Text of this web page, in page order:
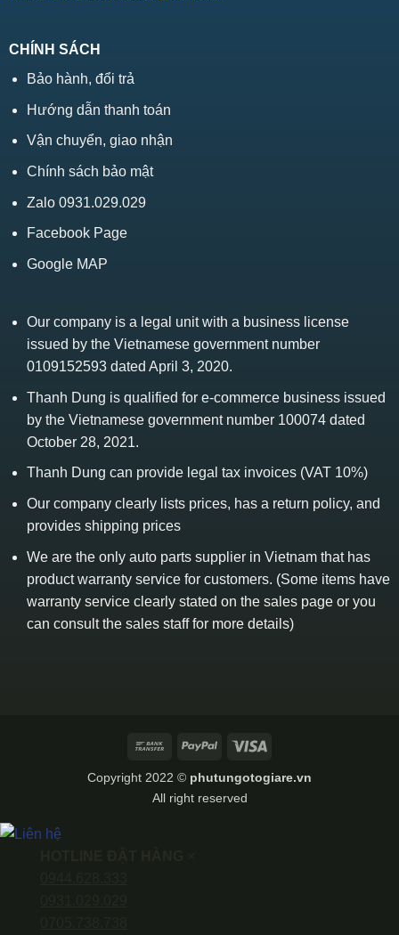
CHÍNH SÁCH
Bảo hành, đổi trả
Hướng dẫn thanh toán
Vận chuyển, giao nhận
Chính sách bảo mật
Zalo 0931.029.029
Facebook Page
Google MAP
Our company is a legal unit with a business license
issued by the Vietnamese government number
0109152593 dated April 3, 2020.
Thanh Dung is qualified for e-commerce business issued
by the Vietnamese government number 100074 dated
October 28, 2021.
Thanh Dung can provide legal tax invoices (VAT 10%)
Our company clearly lists prices, has a return policy, and
provides shipping prices
We are the only auto parts supplier in Vietnam that has
product warranty service for customers. (Some items have
warranty service clearly stated on the sales page or you
can consult the sales staff for more details)
Bank
PayPal
Copyright 2022 © phutungotogiare.vn
All right reserved